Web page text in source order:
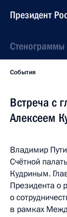
Президент
Стенограммы
События
Встреча с
Алексеем
Владимир
Счётной
Кудриным.
Президента о
о
в рамках